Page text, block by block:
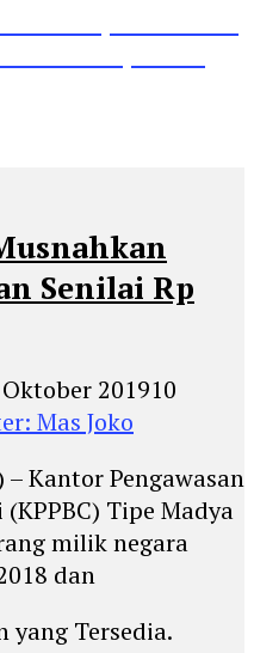
Senilai Rp
201910
Mas Joko
Kantor Pengawasan
Tipe Madya
milik negara
dan
yang Tersedia.